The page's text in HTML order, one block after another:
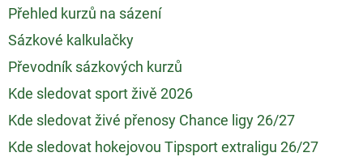
Přehled kurzů na sázení
Sázkové kalkulačky
Převodník sázkových kurzů
Kde sledovat sport živě 2026
Kde sledovat živé přenosy Chance ligy 26/27
Kde sledovat hokejovou Tipsport extraligu 26/27